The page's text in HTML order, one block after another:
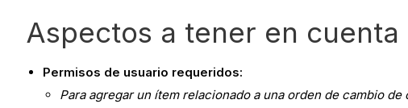
Aspectos a tener en cuenta
Permisos de usuario requeridos:
Para agregar un ítem relacionado a una orden de cambio